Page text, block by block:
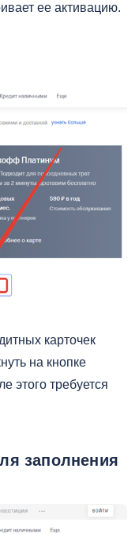
ее активацию.
карточек
на кнопке
этого требуется
заполнения